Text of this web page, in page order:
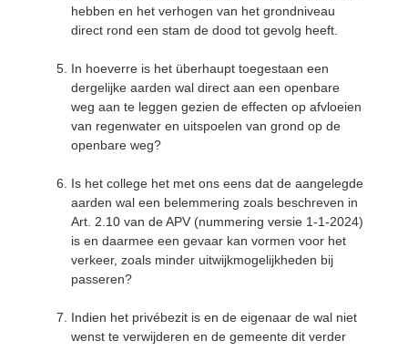
hebben en het verhogen van het grondniveau
direct rond een stam de dood tot gevolg heeft.
In hoeverre is het überhaupt toegestaan een
dergelijke aarden wal direct aan een openbare
weg aan te leggen gezien de effecten op afvloeien
van regenwater en uitspoelen van grond op de
openbare weg?
Is het college het met ons eens dat de aangelegde
aarden wal een belemmering zoals beschreven in
Art. 2.10 van de APV (nummering versie 1-1-2024)
is en daarmee een gevaar kan vormen voor het
verkeer, zoals minder uitwijkmogelijkheden bij
passeren?
Indien het privébezit is en de eigenaar de wal niet
wenst te verwijderen en de gemeente dit verder